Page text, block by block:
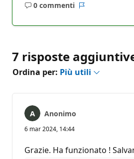
0 commenti
Nessun
7 risposte
Ordina per: Più utili
Anonimo
6 mar 2024, 14:44
Grazie. Ha funzionato !